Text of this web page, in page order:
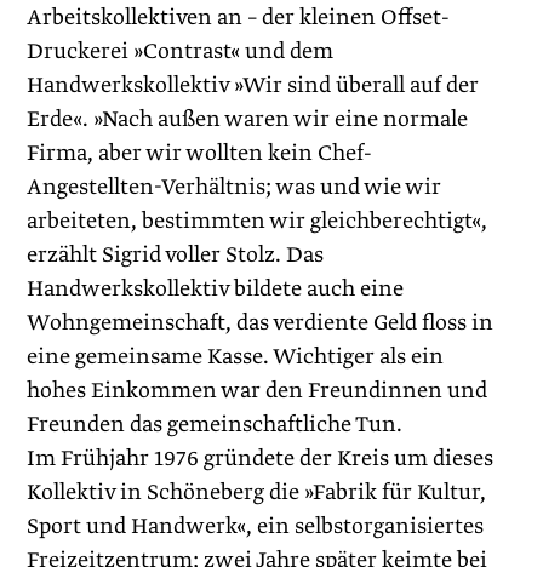
Arbeitskollektiven an – der kleinen Offset-
Druckerei »Contrast« und dem
Handwerkskollektiv »Wir sind überall auf der
Erde«. »Nach außen waren wir eine normale
Firma, aber wir wollten kein Chef-
Angestellten-Verhältnis; was und wie wir
arbeiteten, bestimmten wir gleichberechtigt«,
erzählt Sigrid voller Stolz. Das
Handwerkskollektiv bildete auch eine
Wohngemeinschaft, das verdiente Geld floss in
eine gemeinsame Kasse. Wichtiger als ein
hohes Einkommen war den Freundinnen und
Freunden das gemeinschaftliche Tun.
Im Frühjahr 1976 gründete der Kreis um dieses
Kollektiv in Schöneberg die »Fabrik für Kultur,
Sport und Handwerk«, ein selbst­organisiertes
Freizeitzentrum; zwei Jahre später keimte bei